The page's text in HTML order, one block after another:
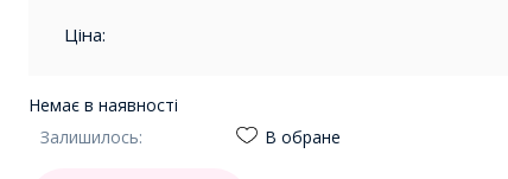
Ціна:
Немає в наявності
Залишилось:
В обране